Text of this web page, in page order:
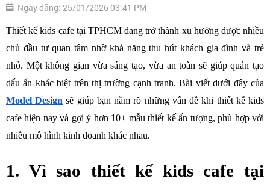
Ngày đăng: 25/01/2026 03:41 PM
Thiết kế kids cafe tại TPHCM đang trở thành xu hướng được nhiều
chủ đầu tư quan tâm nhờ khả năng thu hút khách gia đình và trẻ
nhỏ. Một không gian vừa sáng tạo, vừa an toàn sẽ giúp quán tạo
Model Design sẽ giúp bạn nắm rõ những vấn đề khi thiết kế kids
cafe hiện nay và gợi ý hơn 10+ mẫu thiết kế ấn tượng, phù hợp với
nhiều mô hình kinh doanh khác nhau.
1. Vì sao thiết kế kids cafe tại